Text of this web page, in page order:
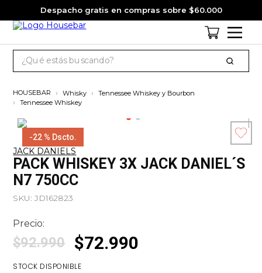
Despacho gratis en compras sobre $60.000
1.
cervezas
2
4.
jagermeister
5.
miniatura
7.
whisky
8.
ron
9.
packs
Whisky
Tennessee Whiskey y Bourbon
Tennessee Whiskey
-22 % Dscto.
JACK DANIELS
PACK WHISKEY 3X JACK DANIEL´S
N7 750CC
SKU:JD162823
Precio:
$92.990 $72.990
STOCK DISPONIBLE